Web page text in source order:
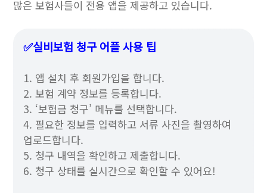
많은 보험사들이 전용 앱을 제공하고 있습니다.
✅실비보험 청구 어플 사용 팁
1. 앱 설치 후 회원가입을 합니다.
2. 보험 계약 정보를 등록합니다.
3. ‘보험금 청구’ 메뉴를 선택합니다.
4. 필요한 정보를 입력하고 서류 사진을 촬영하여
업로드합니다.
5. 청구 내역을 확인하고 제출합니다.
6. 청구 상태를 실시간으로 확인할 수 있어요!